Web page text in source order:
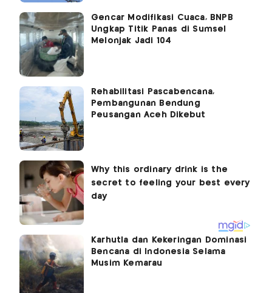
Gencar Modifikasi Cuaca, BNPB
Ungkap Titik Panas di Sumsel
Melonjak Jadi 104
Rehabilitasi Pascabencana,
Pembangunan Bendung
Peusangan Aceh Dikebut
Karhutla dan Kekeringan Dominasi
Bencana di Indonesia Selama
Musim Kemarau